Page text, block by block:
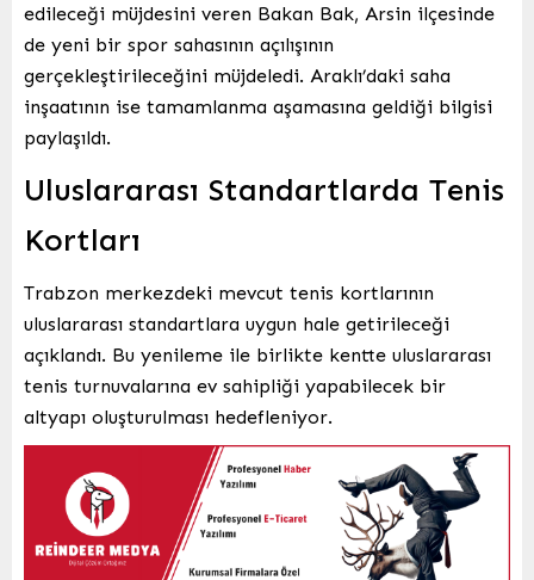
edileceği müjdesini veren Bakan Bak, Arsin ilçesinde
de yeni bir spor sahasının açılışının
gerçekleştirileceğini müjdeledi. Araklı’daki saha
inşaatının ise tamamlanma aşamasına geldiği bilgisi
paylaşıldı.
Uluslararası Standartlarda Tenis
Kortları
Trabzon merkezdeki mevcut tenis kortlarının
uluslararası standartlara uygun hale getirileceği
açıklandı. Bu yenileme ile birlikte kentte uluslararası
tenis turnuvalarına ev sahipliği yapabilecek bir
altyapı oluşturulması hedefleniyor.